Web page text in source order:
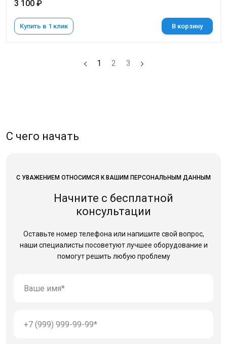
3 100 ₽
Купить в 1 клик В корзину
1 2 3
С чего начать
С УВАЖЕНИЕМ ОТНОСИМСЯ К ВАШИМ ПЕРСОНАЛЬНЫМ ДАННЫМ
Начните с бесплатной
консультации
Оставьте номер телефона или напишите свой вопрос,
наши специалисты посоветуют лучшее оборудование и
помогут решить любую проблему